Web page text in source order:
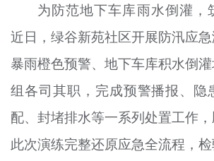
为防范地下车库雨水倒灌，
近日，绿谷新苑社区开展防汛应
暴雨橙色预警、地下车库积水倒
组各司其职，完成预警播报、隐
配、封堵排水等一系列处置工作，
此次演练完整还原应急全流程，检